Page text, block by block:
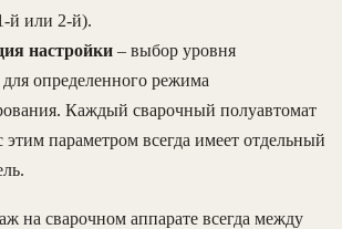
й или 2-й).
настройки – выбор уровня
определенного режима
Каждый сварочный полуавтомат
этим параметром всегда имеет отдельный
на сварочном аппарате всегда между